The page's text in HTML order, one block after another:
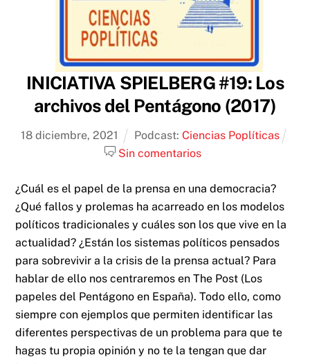
INICIATIVA SPIELBERG #19: Los
archivos del Pentágono (2017)
18 diciembre, 2021 Podcast: Ciencias Poplíticas
Sin comentarios
¿Cuál es el papel de la prensa en una democracia?
¿Qué fallos y prolemas ha acarreado en los modelos
políticos tradicionales y cuáles son los que vive en la
actualidad? ¿Están los sistemas políticos pensados
para sobrevivir a la crisis de la prensa actual? Para
hablar de ello nos centraremos en The Post (Los
papeles del Pentágono en España). Todo ello, como
siempre con ejemplos que permiten identificar las
diferentes perspectivas de un problema para que te
hagas tu propia opinión y no te la tengan que dar